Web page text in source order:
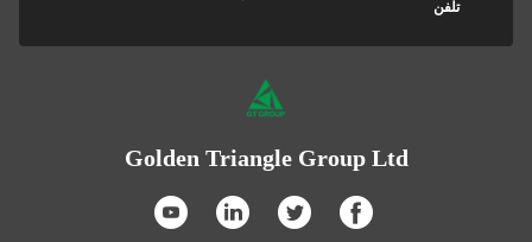
تلفن
Golden Triangle Group Ltd